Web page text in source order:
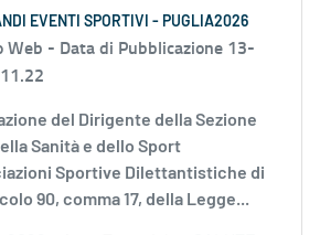
EVENTI SPORTIVI - PUGLIA2026
Web - Data di Pubblicazione 13-
del Dirigente della Sezione
Sanità e dello Sport
Sportive Dilettantistiche di
90, comma 17, della Legge...